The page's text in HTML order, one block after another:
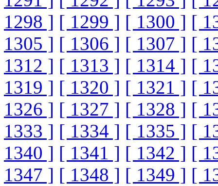
1298 ] [ 1299 ] [ 1300 ] [
1305 ] [ 1306 ] [ 1307 ] [
1312 ] [ 1313 ] [ 1314 ] [
1319 ] [ 1320 ] [ 1321 ] [
1326 ] [ 1327 ] [ 1328 ] [
1333 ] [ 1334 ] [ 1335 ] [
1340 ] [ 1341 ] [ 1342 ] [
1347 ] [ 1348 ] [ 1349 ] [